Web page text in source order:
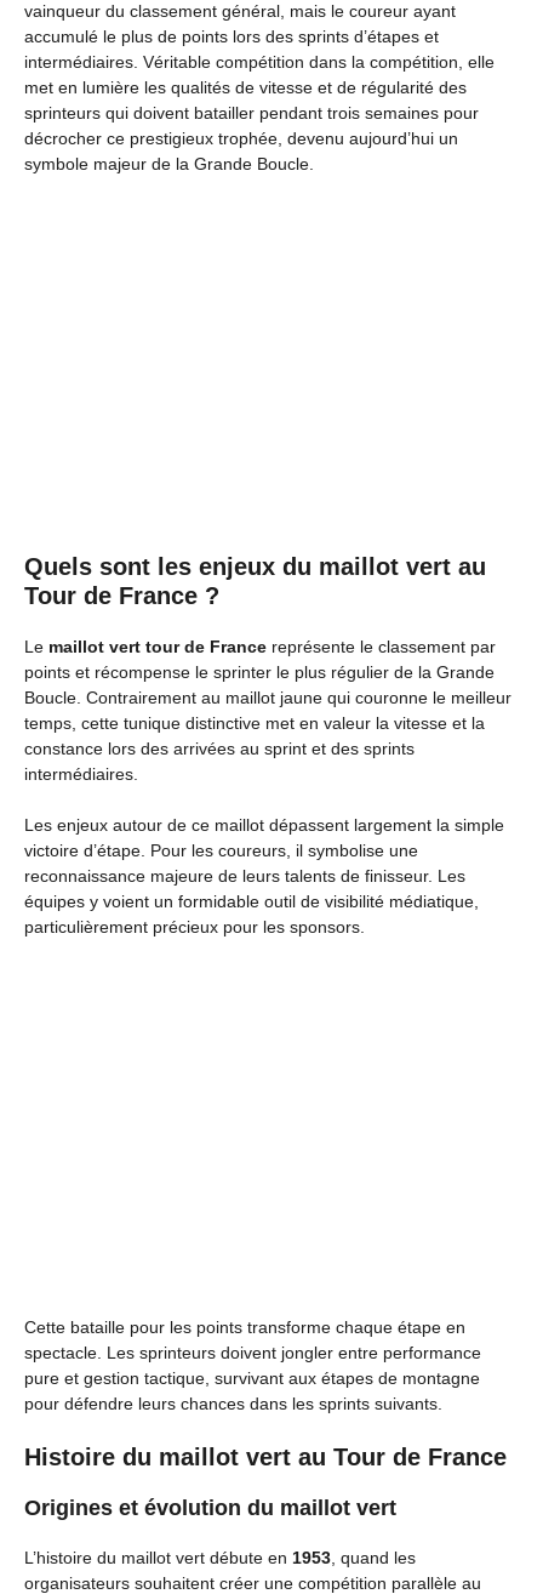
vainqueur du classement général, mais le coureur ayant
accumulé le plus de points lors des sprints d’étapes et
intermédiaires. Véritable compétition dans la compétition, elle
met en lumière les qualités de vitesse et de régularité des
sprinteurs qui doivent batailler pendant trois semaines pour
décrocher ce prestigieux trophée, devenu aujourd’hui un
symbole majeur de la Grande Boucle.
Quels sont les enjeux du maillot vert au
Tour de France ?
Le maillot vert tour de France représente le classement par
points et récompense le sprinter le plus régulier de la Grande
Boucle. Contrairement au maillot jaune qui couronne le meilleur
temps, cette tunique distinctive met en valeur la vitesse et la
constance lors des arrivées au sprint et des sprints
intermédiaires.
Les enjeux autour de ce maillot dépassent largement la simple
victoire d’étape. Pour les coureurs, il symbolise une
reconnaissance majeure de leurs talents de finisseur. Les
équipes y voient un formidable outil de visibilité médiatique,
particulièrement précieux pour les sponsors.
Cette bataille pour les points transforme chaque étape en
spectacle. Les sprinteurs doivent jongler entre performance
pure et gestion tactique, survivant aux étapes de montagne
pour défendre leurs chances dans les sprints suivants.
Histoire du maillot vert au Tour de France
Origines et évolution du maillot vert
L’histoire du maillot vert débute en 1953 , quand les
organisateurs souhaitent créer une compétition parallèle au